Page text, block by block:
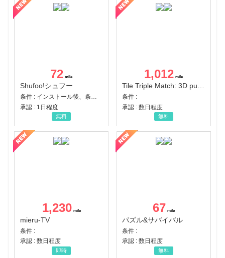
72
Shufoo!シュフー
条件 : インストール後、条件達成
承認 : 1日程度
無料
1,012
Tile Triple Match: 3D puzzle
条件 :
承認 : 数日程度
無料
1,230
mieru-TV
条件 :
承認 : 数日程度
即時
67
パズル&サバイバル
条件 :
承認 : 数日程度
無料